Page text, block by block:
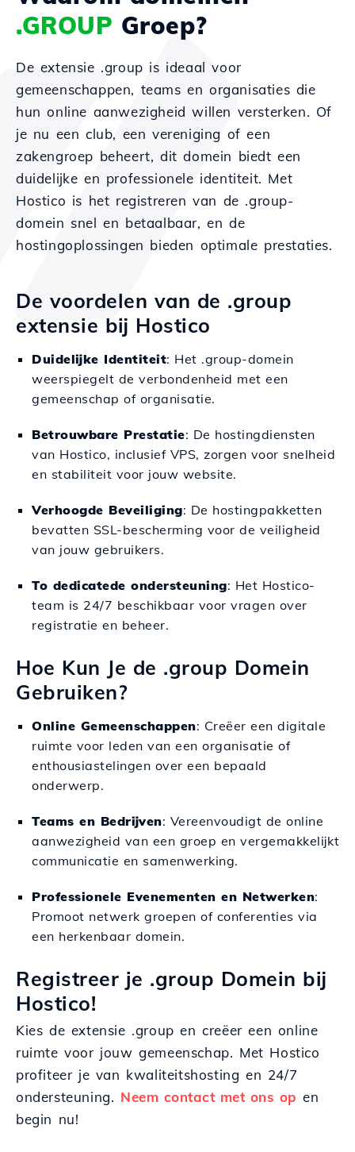
.GROUP Groep?
De extensie .group is ideaal voor
gemeenschappen, teams en organisaties die
hun online aanwezigheid willen versterken. Of
je nu een club, een vereniging of een
zakengroep beheert, dit domein biedt een
duidelijke en professionele identiteit. Met
Hostico is het registreren van de .group-
domein snel en betaalbaar, en de
hostingoplossingen bieden optimale prestaties.
De voordelen van de .group
extensie bij Hostico
Duidelijke Identiteit: Het .group-domein
weerspiegelt de verbondenheid met een
gemeenschap of organisatie.
Betrouwbare Prestatie: De hostingdiensten
van Hostico, inclusief VPS, zorgen voor snelheid
en stabiliteit voor jouw website.
Verhoogde Beveiliging: De hostingpakketten
bevatten SSL-bescherming voor de veiligheid
van jouw gebruikers.
To dedicatede ondersteuning: Het Hostico-
team is 24/7 beschikbaar voor vragen over
registratie en beheer.
Hoe Kun Je de .group Domein
Gebruiken?
Online Gemeenschappen: Creëer een digitale
ruimte voor leden van een organisatie of
enthousiastelingen over een bepaald
onderwerp.
Teams en Bedrijven: Vereenvoudigt de online
aanwezigheid van een groep en vergemakkelijkt
communicatie en samenwerking.
Professionele Evenementen en Netwerken:
Promoot netwerk groepen of conferenties via
een herkenbaar domein.
Registreer je .group Domein bij
Hostico!
Kies de extensie .group en creëer een online
ruimte voor jouw gemeenschap. Met Hostico
profiteer je van kwaliteitshosting en 24/7
ondersteuning. Neem contact met ons op en
begin nu!